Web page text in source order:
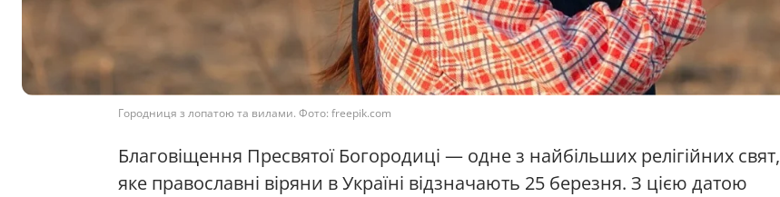
Городниця з лопатою та вилами. Фото: freepik.com
Благовіщення Пресвятої Богородиці — одне з найбільших релігійних свят,
яке православні віряни в Україні відзначають 25 березня. З цією датою